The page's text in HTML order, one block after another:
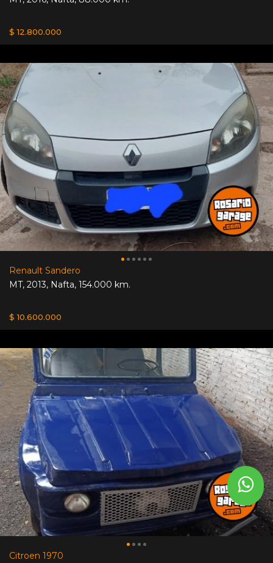
$ 12.800.000
Renault Sandero
MT, 2013, Nafta, 154.000 km.
$ 10.600.000
Citroen 1970